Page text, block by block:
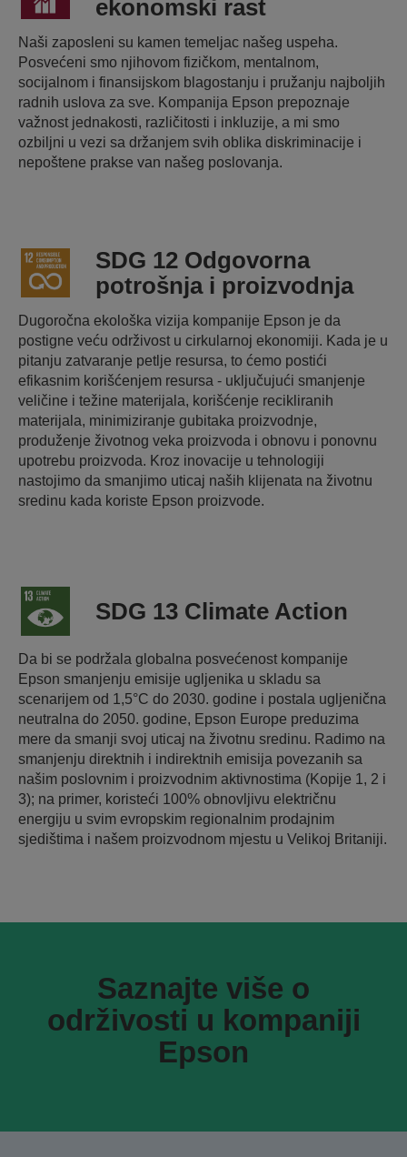
ekonomski rast
Naši zaposleni su kamen temeljac našeg uspeha.
Posvećeni smo njihovom fizičkom, mentalnom,
socijalnom i finansijskom blagostanju i pružanju najboljih
radnih uslova za sve. Kompanija Epson prepoznaje
važnost jednakosti, različitosti i inkluzije, a mi smo
ozbiljni u vezi sa držanjem svih oblika diskriminacije i
nepoštene prakse van našeg poslovanja.
SDG 12 Odgovorna
potrošnja i proizvodnja
Dugoročna ekološka vizija kompanije Epson je da
postigne veću održivost u cirkularnoj ekonomiji. Kada je u
pitanju zatvaranje petlje resursa, to ćemo postići
efikasnim korišćenjem resursa - uključujući smanjenje
veličine i težine materijala, korišćenje recikliranih
materijala, minimiziranje gubitaka proizvodnje,
produženje životnog veka proizvoda i obnovu i ponovnu
upotrebu proizvoda. Kroz inovacije u tehnologiji
nastojimo da smanjimo uticaj naših klijenata na životnu
sredinu kada koriste Epson proizvode.
SDG 13 Climate Action
Da bi se podržala globalna posvećenost kompanije
Epson smanjenju emisije ugljenika u skladu sa
scenarijem od 1,5°C do 2030. godine i postala ugljenična
neutralna do 2050. godine, Epson Europe preduzima
mere da smanji svoj uticaj na životnu sredinu. Radimo na
smanjenju direktnih i indirektnih emisija povezanih sa
našim poslovnim i proizvodnim aktivnostima (Kopije 1, 2 i
3); na primer, koristeći 100% obnovljivu električnu
energiju u svim evropskim regionalnim prodajnim
sjedištima i našem proizvodnom mjestu u Velikoj Britaniji.
Saznajte više o
održivosti u kompaniji
Epson